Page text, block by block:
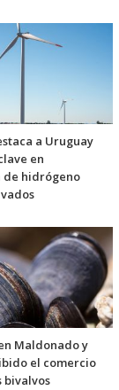
a Uruguay
en
hidrógeno
Maldonado y
el comercio
bivalvos